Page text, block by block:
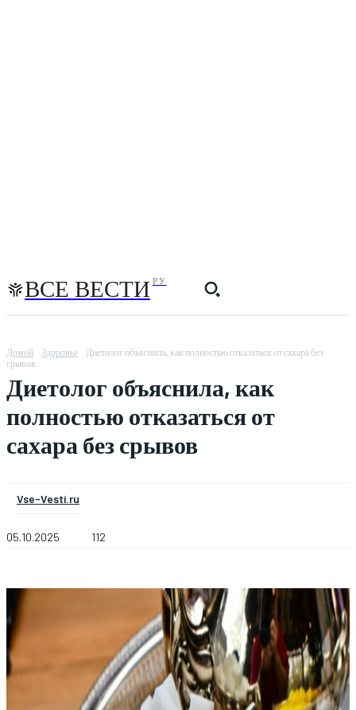
ВСЕ ВЕСТИ РУ
Домой Здоровье
Диетолог объяснила, как полностью отказаться от сахара без
срывов
Диетолог объяснила, как
полностью отказаться от
сахара без срывов
Vse-Vesti.ru
05.10.2025 112